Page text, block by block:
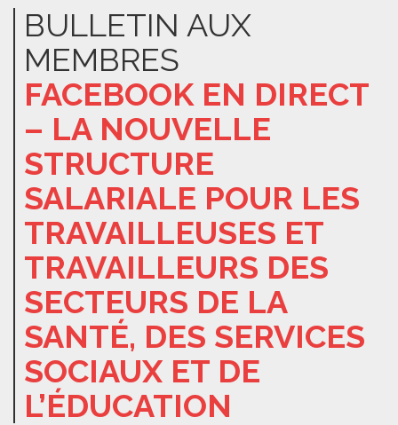
BULLETIN AUX
MEMBRES
FACEBOOK EN DIRECT
– LA NOUVELLE
STRUCTURE
SALARIALE POUR LES
TRAVAILLEUSES ET
TRAVAILLEURS DES
SECTEURS DE LA
SANTÉ, DES SERVICES
SOCIAUX ET DE
L’ÉDUCATION